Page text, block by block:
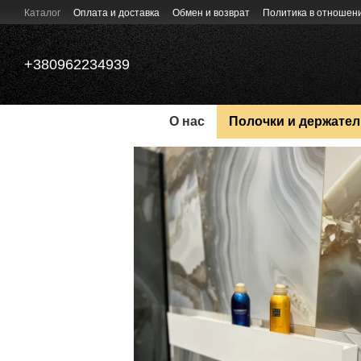
Перейти к основному контенту
Каталог Оплата и доставка Обмен и возврат Политика в
+380962234939
О нас Полочки и